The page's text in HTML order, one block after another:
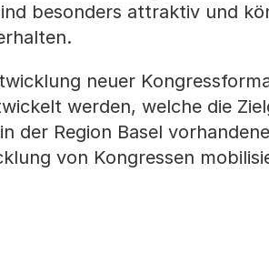
besonders attraktiv und
neuer
werden, welche die
der Region Basel
von Kongressen